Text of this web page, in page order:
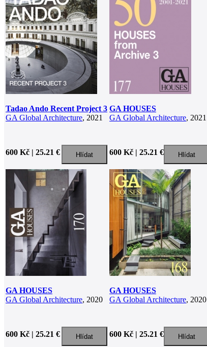
Tadao Ando Recent Project 3
GA Global Architecture, 2021
600 Kč | 25.21 €
GA HOUSES
GA Global Architecture, 2021
600 Kč | 25.21 €
GA HOUSES
GA Global Architecture, 2020
600 Kč | 25.21 €
GA HOUSES
GA Global Architecture, 2020
600 Kč | 25.21 €